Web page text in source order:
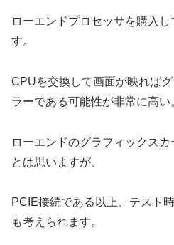
ローエンドプロセッサを購入
す。
CPUを交換して画面が映れば
ラーである可能性が非常に高い
ローエンドのグラフィックス
とは思いますが、
PCIE接続である以上、テスト
も考えられます。